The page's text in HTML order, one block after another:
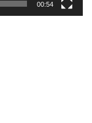
00:54